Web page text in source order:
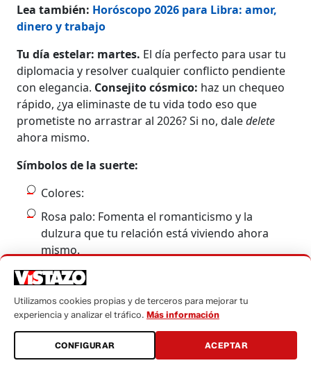
Lea también: Horóscopo 2026 para Libra: amor,
dinero y trabajo
Tu día estelar: martes. El día perfecto para usar tu
diplomacia y resolver cualquier conflicto pendiente
con elegancia. Consejito cósmico: haz un chequeo
rápido, ¿ya eliminaste de tu vida todo eso que
prometiste no arrastrar al 2026? Si no, daledelete
ahora mismo.
Símbolos de la suerte:
Colores:
Rosa palo: Fomenta el romanticismo y la
dulzura que tu relación está viviendo ahora
mismo.
Azul cielo: Te aporta la calma y la claridad
mental necesaria para aconsejar a tu familia.
Números:
6: Tu número regente, asociado a la armonía y
la responsabilidad familiar que debes asumir.
Utilizamos cookies propias y de terceros para mejorar tu
experiencia y analizar el tráfico. Más información
CONFIGURAR ACEPTAR